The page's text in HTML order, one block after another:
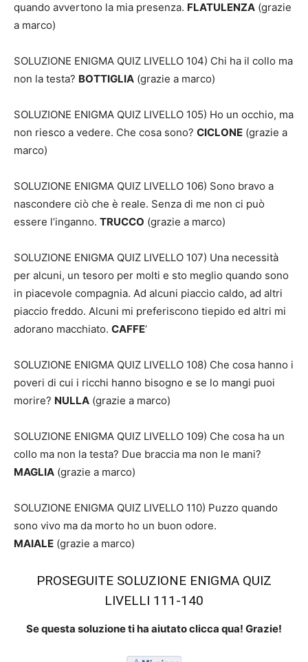
quando avvertono la mia presenza. FLATULENZA (grazie
a marco)
SOLUZIONE ENIGMA QUIZ LIVELLO 104) Chi ha il collo ma
non la testa? BOTTIGLIA (grazie a marco)
SOLUZIONE ENIGMA QUIZ LIVELLO 105) Ho un occhio, ma
non riesco a vedere. Che cosa sono? CICLONE (grazie a
marco)
SOLUZIONE ENIGMA QUIZ LIVELLO 106) Sono bravo a
nascondere ciò che è reale. Senza di me non ci può
essere l’inganno. TRUCCO (grazie a marco)
SOLUZIONE ENIGMA QUIZ LIVELLO 107) Una necessità
per alcuni, un tesoro per molti e sto meglio quando sono
in piacevole compagnia. Ad alcuni piaccio caldo, ad altri
piaccio freddo. Alcuni mi preferiscono tiepido ed altri mi
adorano macchiato. CAFFE‘
SOLUZIONE ENIGMA QUIZ LIVELLO 108) Che cosa hanno i
poveri di cui i ricchi hanno bisogno e se lo mangi puoi
morire? NULLA (grazie a marco)
SOLUZIONE ENIGMA QUIZ LIVELLO 109) Che cosa ha un
collo ma non la testa? Due braccia ma non le mani?
MAGLIA (grazie a marco)
SOLUZIONE ENIGMA QUIZ LIVELLO 110) Puzzo quando
sono vivo ma da morto ho un buon odore.
MAIALE (grazie a marco)
PROSEGUITE SOLUZIONE ENIGMA QUIZ
LIVELLI 111-140
Se questa soluzione ti ha aiutato clicca qua! Grazie!